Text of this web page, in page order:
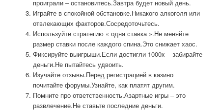
проиграли – остановитесь.Завтра будет новый день.
Играйте в спокойной обстановке.Никакого алкоголя или
отвлекающих факторов.Сосредоточьтесь.
Используйте стратегию « одна ставка ».Не меняйте
размер ставки после каждого спина.Это снижает хаос.
Фиксируйте выигрыши.Если достигли 1000x – забирайте
деньги.Не пытайтесь удвоить.
Изучайте отзывы.Перед регистрацией в казино
почитайте форумы.Узнайте, как платят другим.
Помните про ответственность.Азартные игры – это
развлечение.Не ставьте последние деньги.